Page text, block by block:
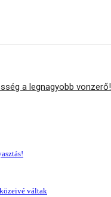
a legnagyobb vonzerő!
váltak